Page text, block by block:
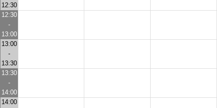
12:30
12:30
-
13:00
13:00
-
13:30
13:30
-
14:00
14:00